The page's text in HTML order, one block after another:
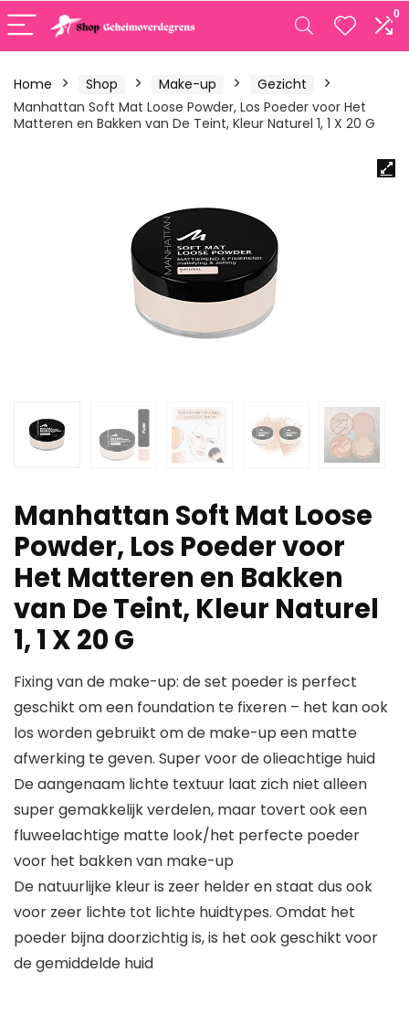
0
Home Shop Make-up
Gezicht
Manhattan Soft Mat Loose Powder, Los Poeder voor Het
Matteren en Bakken van De Teint, Kleur Naturel 1, 1 X 20 G
Manhattan Soft Mat Loose
Powder, Los Poeder voor
Het Matteren en Bakken
van De Teint, Kleur Naturel
1, 1 X 20 G
Fixing van de make-up: de set poeder is perfect
geschikt om een foundation te fixeren – het kan ook
los worden gebruikt om de make-up een matte
afwerking te geven. Super voor de olieachtige huid
De aangenaam lichte textuur laat zich niet alleen
super gemakkelijk verdelen, maar tovert ook een
fluweelachtige matte look/het perfecte poeder
voor het bakken van make-up
De natuurlijke kleur is zeer helder en staat dus ook
voor zeer lichte tot lichte huidtypes. Omdat het
poeder bijna doorzichtig is, is het ook geschikt voor
de gemiddelde huid